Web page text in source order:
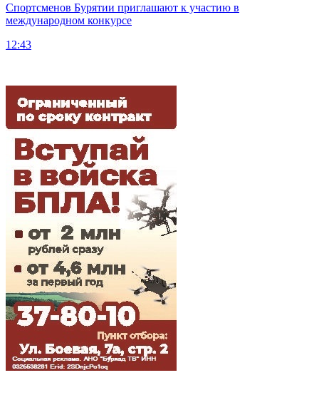
Спортсменов Бурятии приглашают к участию в
международном конкурсе
12:43